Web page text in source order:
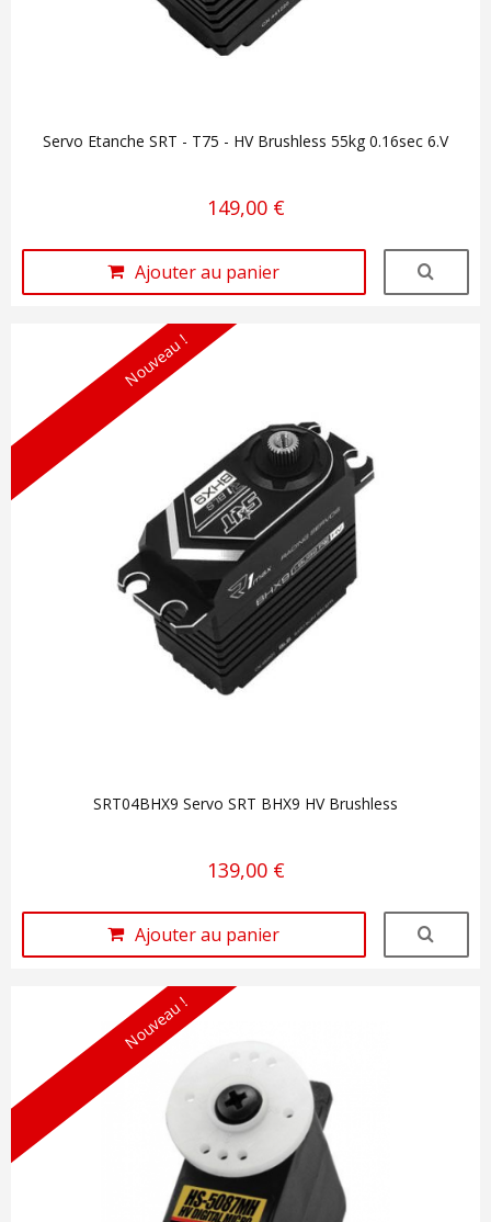
Servo Etanche SRT - T75 - HV Brushless 55kg 0.16sec 6.V
149,00 €
Ajouter au panier
Nouveau !
SRT04BHX9 Servo SRT BHX9 HV Brushless
139,00 €
Ajouter au panier
Nouveau !